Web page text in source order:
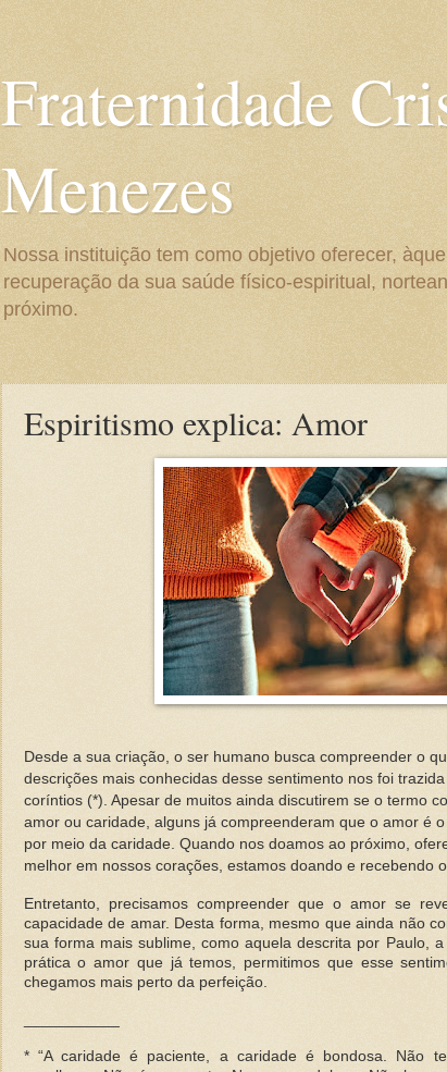
Fraternidade
Menezes
Nossa instituição tem como objetivo oferecer,
recuperação da sua saúde físico-espiritual,
próximo.
Espiritismo explica: Amor
Desde a sua criação, o ser humano busca compreender o
descrições mais conhecidas desse sentimento nos foi
coríntios (*). Apesar de muitos ainda discutirem se o termo
amor ou caridade, alguns já compreenderam que o amor é
por meio da caridade. Quando nos doamos ao próximo,
melhor em nossos corações, estamos doando e recebendo
Entretanto, precisamos compreender que o amor se
capacidade de amar. Desta forma, mesmo que ainda não
sua forma mais sublime, como aquela descrita por Paulo,
prática o amor que já temos, permitimos que esse
chegamos mais perto da perfeição.
* “A caridade é paciente, a caridade é bondosa. Não